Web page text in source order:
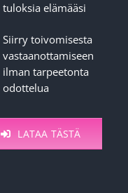
tuloksia elämääsi
Siirry toivomisesta
vastaanottamiseen
ilman tarpeetonta
odottelua
LATAA TÄSTÄ